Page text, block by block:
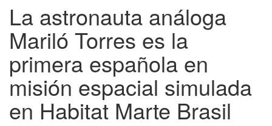
La astronauta análoga
Mariló Torres es la
primera española en
misión espacial simulada
en Habitat Marte Brasil